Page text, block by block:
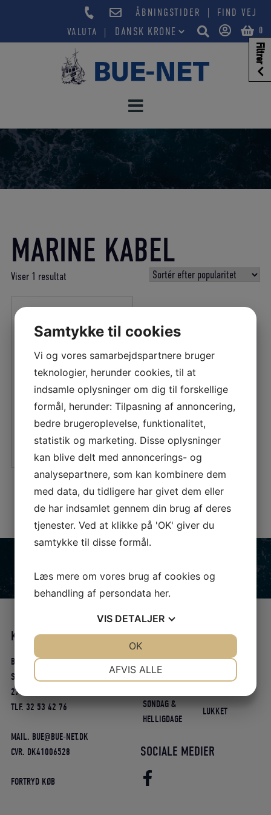
indholdet
ÅBNINGSTIDER |
FIND VEJ
VALUTA
0
MARINE KABEL
Viser 1 resultat
STYRESTRØM 6 X 0.5
MM2 SORT PR. METER
Den
oprindelige
var:
999,00 DKK.
899,10DKKDen
aktuelle
pris
899,10 DKK.
LÆS MERE
Filtrer
KONTAKT
BUE-NET
SØNDRE TANGVEJ 14
2791 DRAGØR
TLF. 32 53 42 76
MAIL. BUE@BUE-NET.DK
CVR. DK41006528
FORTRYD KØB
ÅBNINGSTIDER
MAN-FREDAG
09.00 - 17.30
LØRDAG
09.00 - 13.00
SØNDAG &
HELLIGDAGE
LUKKET
SOCIALE MEDIER
Samtykke til cookies
Vi og vores samarbejdspartnere bruger
teknologier, herunder cookies, til at
indsamle oplysninger om dig til forskellige
formål, herunder: Tilpasning af annoncering,
bedre brugeroplevelse, funktionalitet,
statistik og marketing. Disse oplysninger
kan blive delt med annoncerings- og
analysepartnere, som kan kombinere dem
med data, du tidligere har givet dem eller
de har indsamlet gennem din brug af deres
tjenester. Ved at klikke på 'OK' giver du
samtykke til disse formål.
Læs mere om vores brug af cookies og
behandling af persondata her.
VIS DETALJER
MARKETING STATISTIK
AFVIS ALLE
OK